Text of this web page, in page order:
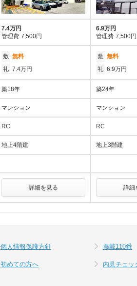
7.4万円
管理費 7,500円
6.9万円
管理費 7,500円
敷 無料
礼 7.4万円
敷 無料
礼 6.9万円
築18年 築24年
マンション マンション
RC RC
地上4階建 地上3階建
詳細を見る 詳細
個人情報保護方針 掲載110番
初めての方へ 内見チェッ